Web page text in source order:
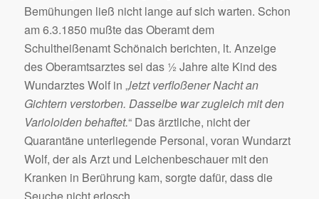
Bemühungen ließ nicht lange auf sich warten. Schon
am 6.3.1850 mußte das Oberamt dem
Schultheißenamt Schönaich berichten, lt. Anzeige
des Oberamtsarztes sei das ½ Jahre alte Kind des
Wundarztes Wolf in „letzt verfloßener Nacht an
Gichtern verstorben. Dasselbe war zugleich mit den
Varioloiden behaftet.“ Das ärztliche, nicht der
Quarantäne unterliegende Personal, voran Wundarzt
Wolf, der als Arzt und Leichenbeschauer mit den
Kranken in Berührung kam, sorgte dafür, dass die